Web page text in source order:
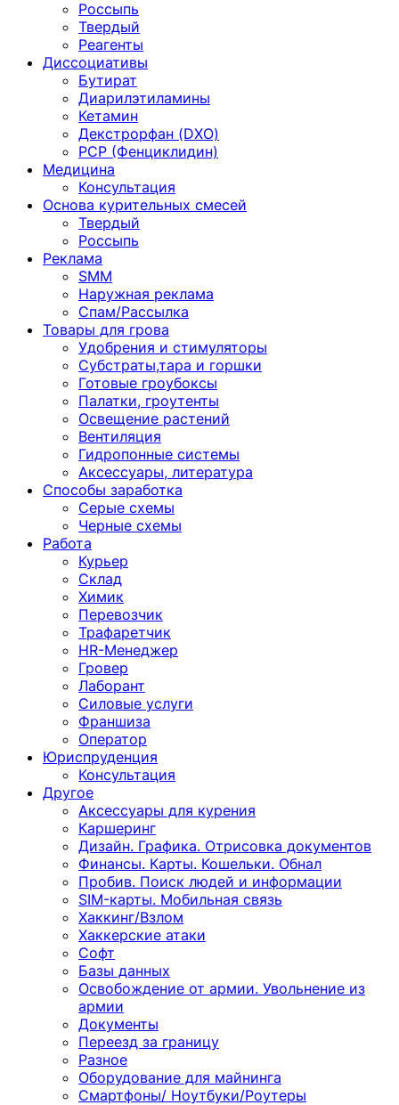
Россыпь
Твердый
Реагенты
Диссоциативы
Бутират
Диарилэтиламины
Кетамин
Декстрорфан (DXO)
PCP (Фенциклидин)
Медицина
Консультация
Основа курительных смесей
Твердый
Россыпь
Реклама
SMM
Наружная реклама
Спам/Рассылка
Товары для грова
Удобрения и стимуляторы
Субстраты,тара и горшки
Готовые гроубоксы
Палатки, гроутенты
Освещение растений
Вентиляция
Гидропонные системы
Аксессуары, литература
Способы заработка
Серые схемы
Черные схемы
Работа
Курьер
Склад
Химик
Перевозчик
Трафаретчик
HR-Менеджер
Гровер
Лаборант
Силовые услуги
Франшиза
Оператор
Юриспруденция
Консультация
Другoе
Аксессуары для курения
Каршеринг
Дизайн. Графика. Отрисовка документов
Финансы. Карты. Кошельки. Обнал
Пробив. Поиск людей и информации
SIM-карты. Мобильная связь
Хаккинг/Взлом
Хаккерские атаки
Софт
Базы данных
Освобождение от армии. Увольнение из
армии
Документы
Переезд за границу
Разное
Оборудование для майнинга
Смартфоны/ Ноутбуки/Роутеры